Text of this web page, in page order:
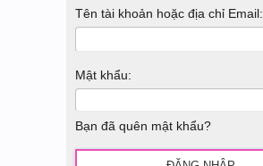
Tên tài khoản hoặc địa chỉ Email:
Mật khẩu:
Bạn đã quên mật khẩu?